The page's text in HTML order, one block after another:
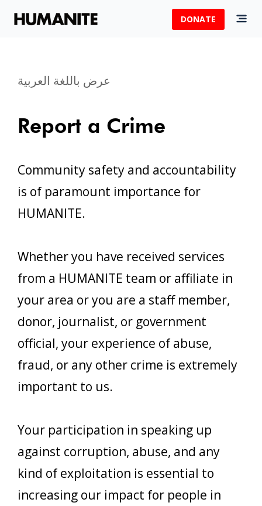
DONATE
عرض باللغة العربية
Report a Crime
Community safety and accountability
is of paramount importance for
HUMANITE.
Whether you have received services
from a HUMANITE team or affiliate in
your area or you are a staff member,
donor, journalist, or government
official, your experience of abuse,
fraud, or any other crime is extremely
important to us.
Your participation in speaking up
against corruption, abuse, and any
kind of exploitation is essential to
increasing our impact for people in